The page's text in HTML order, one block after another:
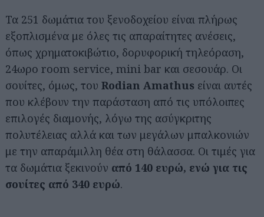
Τα 251 δωμάτια του ξενοδοχείου είναι πλήρως
εξοπλισμένα με όλες τις απαραίτητες ανέσεις,
όπως χρηματοκιβώτιο, δορυφορική τηλεόραση,
24ωρο room service, mini bar και σεσουάρ. Οι
σουίτες, όμως, του Rodian Amathus είναι αυτές
που κλέβουν την παράσταση από τις υπόλοιπες
επιλογές διαμονής, λόγω της ασύγκριτης
πολυτέλειας αλλά και των μεγάλων μπαλκονιών
με την απαράμιλλη θέα στη θάλασσα. Οι τιμές για
τα δωμάτια ξεκινούν από 140 ευρώ, ενώ για τις
σουίτες από 340 ευρώ.